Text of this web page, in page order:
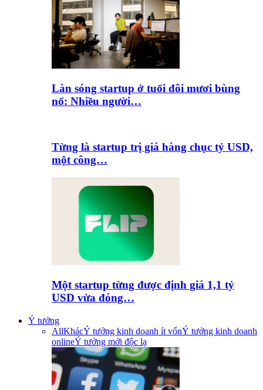
Làn sóng startup ở tuổi đôi mươi bùng
nổ: Nhiều người…
Từng là startup trị giá hàng chục tỷ USD,
một công…
Một startup từng được định giá 1,1 tỷ
USD vừa đóng…
Ý tưởng
AllKhácÝ tưởng kinh doanh ít vốnÝ tưởng kinh doanh
onlineÝ tưởng mới độc lạ